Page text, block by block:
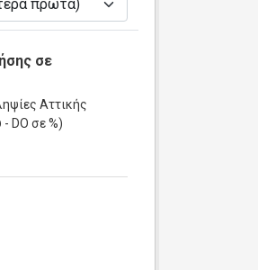
σε
Αττικής
DO σε %)